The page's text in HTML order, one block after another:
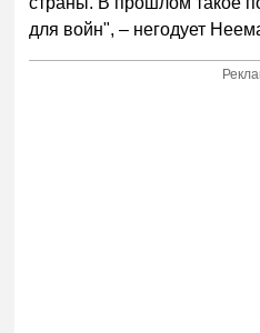
для войн", – негодует